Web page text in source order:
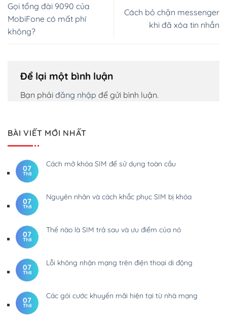
Gọi tổng đài 9090 của
MobiFone có mất phí
không?
Cách bỏ chặn messenger
khi đã xóa tin nhắn
Để lại một bình luận
Bạn phải đăng nhập để gửi bình luận.
BÀI VIẾT MỚI NHẤT
07
Th8
Cách mở khóa SIM để sử dụng toàn cầu
07
Th8
Nguyên nhân và cách khắc phục SIM bị khóa
07
Th8
Thế nào là SIM trả sau và ưu điểm của nó
07
Th8
Lỗi không nhận mạng trên điện thoại di động
07
Th8
Các gói cước khuyến mãi hiện tại từ nhà mạng